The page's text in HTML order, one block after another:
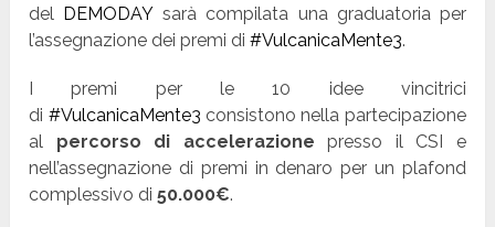
del DEMODAY sarà compilata una graduatoria per
l’assegnazione dei premi di#VulcanicaMente3.
I premi per le 10 idee vincitrici
di #VulcanicaMente3 consistono nella partecipazione
al percorso di accelerazione presso il CSI e
nell’assegnazione di premi in denaro per un plafond
complessivo di50.000€.